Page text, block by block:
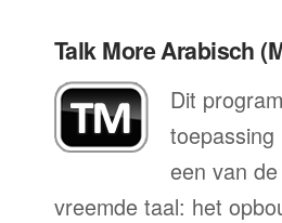
Talk More Arabisch
Dit
een van
vreemde taal: het